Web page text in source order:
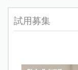
試用募集